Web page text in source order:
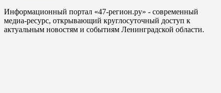
Информационный портал «47-регион.ру» - современный
медиа-ресурс, открывающий круглосуточный доступ к
актуальным новостям и событиям Ленинградской области.